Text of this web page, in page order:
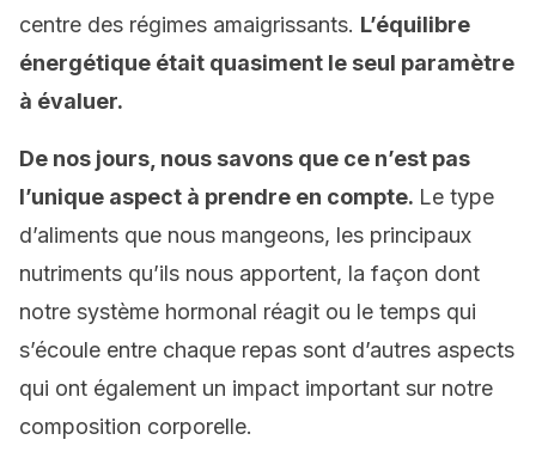
centre des régimes amaigrissants. L’équilibre
énergétique était quasiment le seul paramètre
à évaluer.
De nos jours, nous savons que ce n’est pas
l’unique aspect à prendre en compte. Le type
d’aliments que nous mangeons, les principaux
nutriments qu’ils nous apportent, la façon dont
notre système hormonal réagit ou le temps qui
s’écoule entre chaque repas sont d’autres aspects
qui ont également un impact important sur notre
composition corporelle.